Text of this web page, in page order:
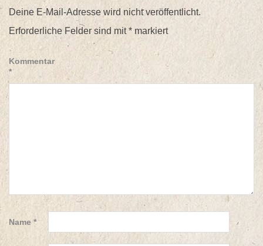
Deine E-Mail-Adresse wird nicht veröffentlicht.
Erforderliche Felder sind mit* markiert
Kommentar
*
Name*